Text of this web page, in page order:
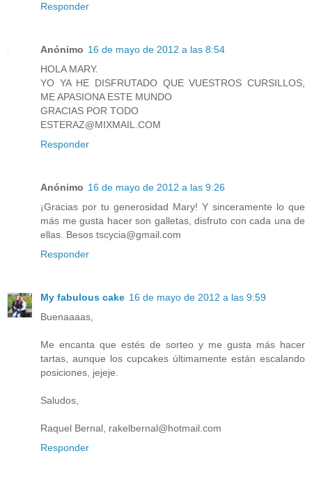
Responder
Anónimo 16 de mayo de 2012 a las 8:54
HOLA MARY.
YO YA HE DISFRUTADO QUE VUESTROS CURSILLOS,
ME APASIONA ESTE MUNDO
GRACIAS POR TODO
ESTERAZ@MIXMAIL.COM
Responder
Anónimo 16 de mayo de 2012 a las 9:26
¡Gracias por tu generosidad Mary! Y sinceramente lo que
más me gusta hacer son galletas, disfruto con cada una de
ellas. Besos tscycia@gmail.com
Responder
My fabulous cake 16 de mayo de 2012 a las 9:59
Buenaaaas,
Me encanta que estés de sorteo y me gusta más hacer
tartas, aunque los cupcakes últimamente están escalando
posiciones, jejeje.
Saludos,
Raquel Bernal, rakelbernal@hotmail.com
Responder